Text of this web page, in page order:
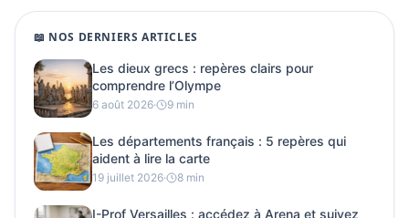
📖 NOS DERNIERS ARTICLES
Les dieux grecs : repères clairs pour
comprendre l’Olympe
6 août 2026· 9 min
Les départements français : 5 repères qui
aident à lire la carte
19 juillet 2026· 8 min
I-Prof Versailles : accédez à Arena et suivez